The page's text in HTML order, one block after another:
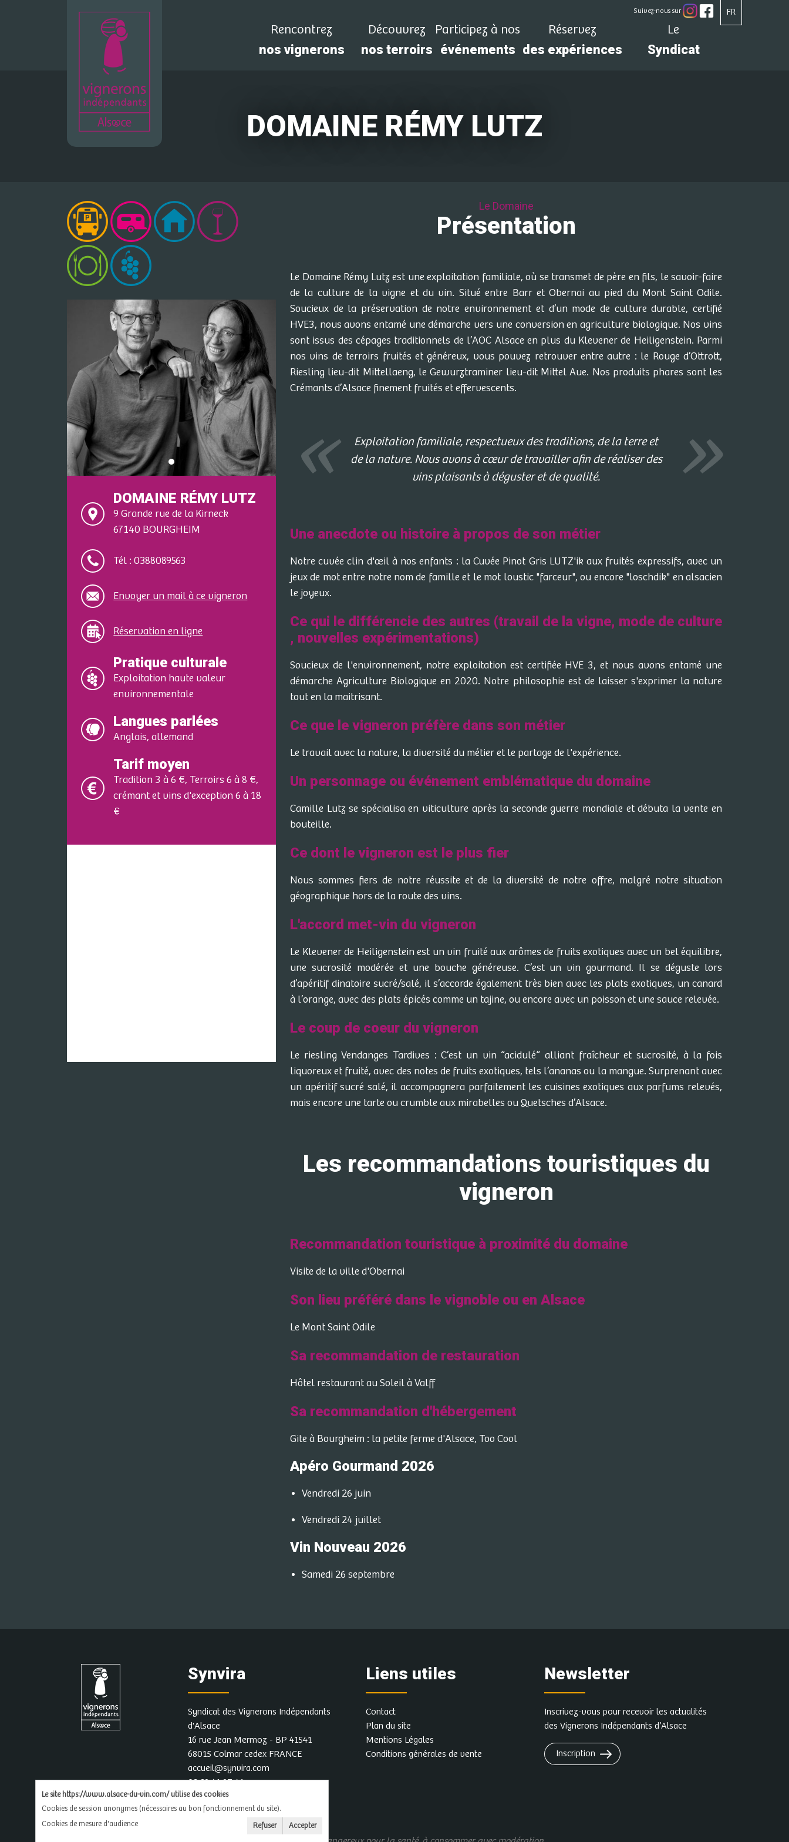
Rencontrez
nos vignerons
Découvrez
nos terroirs
Participez à nos
événements
Réservez
des expériences
Le
Syndicat
Suivez-nous sur FR
DOMAINE RÉMY LUTZ
DOMAINE RÉMY LUTZ
9 Grande rue de la Kirneck
67140 BOURGHEIM
Tél : 0388089563
Envoyer un mail à ce vigneron
Réservation en ligne
Pratique culturale
Exploitation haute valeur
environnementale
Langues parlées
Anglais, allemand
Tarif moyen
Tradition 3 à 6 €, Terroirs 6 à 8 €,
crémant et vins d'exception 6 à 18
€
Le Domaine
Présentation
Le Domaine Rémy Lutz est une exploitation familiale, où se transmet de père en fils, le savoir-faire
de la culture de la vigne et du vin. Situé entre Barr et Obernai au pied du Mont Saint Odile.
Soucieux de la préservation de notre environnement et d’un mode de culture durable, certifié
HVE3, nous avons entamé une démarche vers une conversion en agriculture biologique. Nos vins
sont issus des cépages traditionnels de l’AOC Alsace en plus du Klevener de Heiligenstein. Parmi
nos vins de terroirs fruités et généreux, vous pouvez retrouver entre autre : le Rouge d’Ottrott,
Riesling lieu-dit Mittellaeng, le Gewurztraminer lieu-dit Mittel Aue. Nos produits phares sont les
Crémants d’Alsace finement fruités et effervescents.
Exploitation familiale, respectueux des traditions, de la terre et
de la nature. Nous avons à cœur de travailler afin de réaliser des
vins plaisants à déguster et de qualité.
Une anecdote ou histoire à propos de son métier
Notre cuvée clin d'œil à nos enfants : la Cuvée Pinot Gris LUTZ'ik aux fruités expressifs, avec un
jeux de mot entre notre nom de famille et le mot loustic "farceur", ou encore "loschdik" en alsacien
le joyeux.
Ce qui le différencie des autres (travail de la vigne, mode de culture
, nouvelles expérimentations)
Soucieux de l'environnement, notre exploitation est certifiée HVE 3, et nous avons entamé une
démarche Agriculture Biologique en 2020. Notre philosophie est de laisser s'exprimer la nature
tout en la maitrisant.
Ce que le vigneron préfère dans son métier
Le travail avec la nature, la diversité du métier et le partage de l'expérience.
Un personnage ou événement emblématique du domaine
Camille Lutz se spécialisa en viticulture après la seconde guerre mondiale et débuta la vente en
bouteille.
Ce dont le vigneron est le plus fier
Nous sommes fiers de notre réussite et de la diversité de notre offre, malgré notre situation
géographique hors de la route des vins.
L'accord met-vin du vigneron
Le Klevener de Heiligenstein est un vin fruité aux arômes de fruits exotiques avec un bel équilibre,
une sucrosité modérée et une bouche généreuse. C’est un vin gourmand. Il se déguste lors
d’apéritif dinatoire sucré/salé, il s’accorde également très bien avec les plats exotiques, un canard
à l’orange, avec des plats épicés comme un tajine, ou encore avec un poisson et une sauce relevée.
Le coup de coeur du vigneron
Le riesling Vendanges Tardives : C’est un vin “acidulé“ alliant fraîcheur et sucrosité, à la fois
liquoreux et fruité, avec des notes de fruits exotiques, tels l’ananas ou la mangue. Surprenant avec
un apéritif sucré salé, il accompagnera parfaitement les cuisines exotiques aux parfums relevés,
mais encore une tarte ou crumble aux mirabelles ou Quetsches d’Alsace.
Les recommandations touristiques du
vigneron
Recommandation touristique à proximité du domaine
Visite de la ville d'Obernai
Son lieu préféré dans le vignoble ou en Alsace
Le Mont Saint Odile
Sa recommandation de restauration
Hôtel restaurant au Soleil à Valff
Sa recommandation d'hébergement
Gite à Bourgheim : la petite ferme d'Alsace, Too Cool
Apéro Gourmand 2026
Vendredi 26 juin
Vendredi 24 juillet
Vin Nouveau 2026
Samedi 26 septembre
Synvira
Syndicat des Vignerons Indépendants
d'Alsace
16 rue Jean Mermoz - BP 41541
68015 Colmar cedex FRANCE
accueil@synvira.com
03 89 41 97 41
Liens utiles
Contact
Plan du site
Mentions Légales
Conditions générales de vente
Newsletter
Inscrivez-vous pour recevoir les actualités
des Vignerons Indépendants d’Alsace
Inscription
Le site https://www.alsace-du-vin.com/ utilise des cookies
Cookies de session anonymes (nécessaires au bon fonctionnement du site).
Cookies de mesure d'audience
Refuser Accepter